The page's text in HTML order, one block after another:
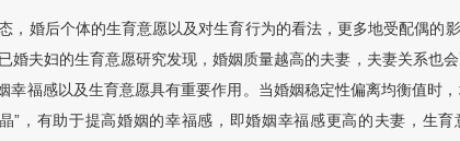
，婚后个体的生育意愿以及对生育行为的看法，更多地受配偶的
婚夫妇的生育意愿研究发现，婚姻质量越高的夫妻，夫妻关系也
幸福感以及生育意愿具有重要作用。当婚姻稳定性偏离均衡值时
”，有助于提高婚姻的幸福感，即婚姻幸福感更高的夫妻，生育